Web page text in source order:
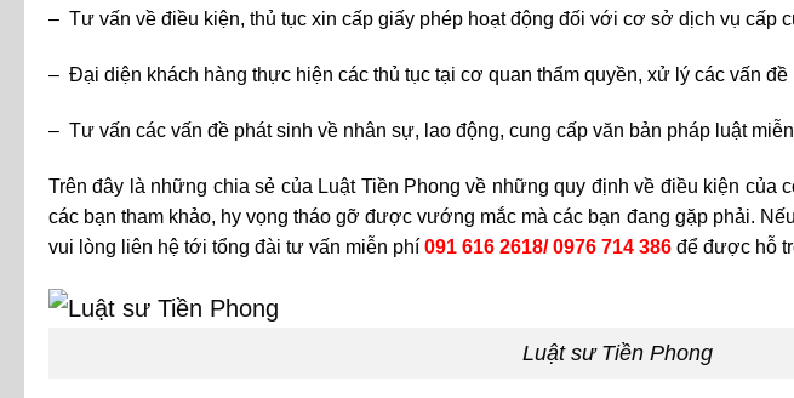
– Tư vấn về điều kiện, thủ tục xin cấp giấy phép hoạt động đối với cơ sở dịch vụ cấp
– Đại diện khách hàng thực hiện các thủ tục tại cơ quan thẩm quyền, xử lý các vấn đề
– Tư vấn các vấn đề phát sinh về nhân sự, lao động, cung cấp văn bản pháp luật
Trên đây là những chia sẻ của Luật Tiền Phong về những quy định về điều kiện
các bạn tham khảo, hy vọng tháo gỡ được vướng mắc mà các bạn đang gặp phải.
vui lòng liên hệ tới tổng đài tư vấn miễn phí 091 616 2618/ 0976 714 386 để được hỗ
Luật sư Tiền Phong